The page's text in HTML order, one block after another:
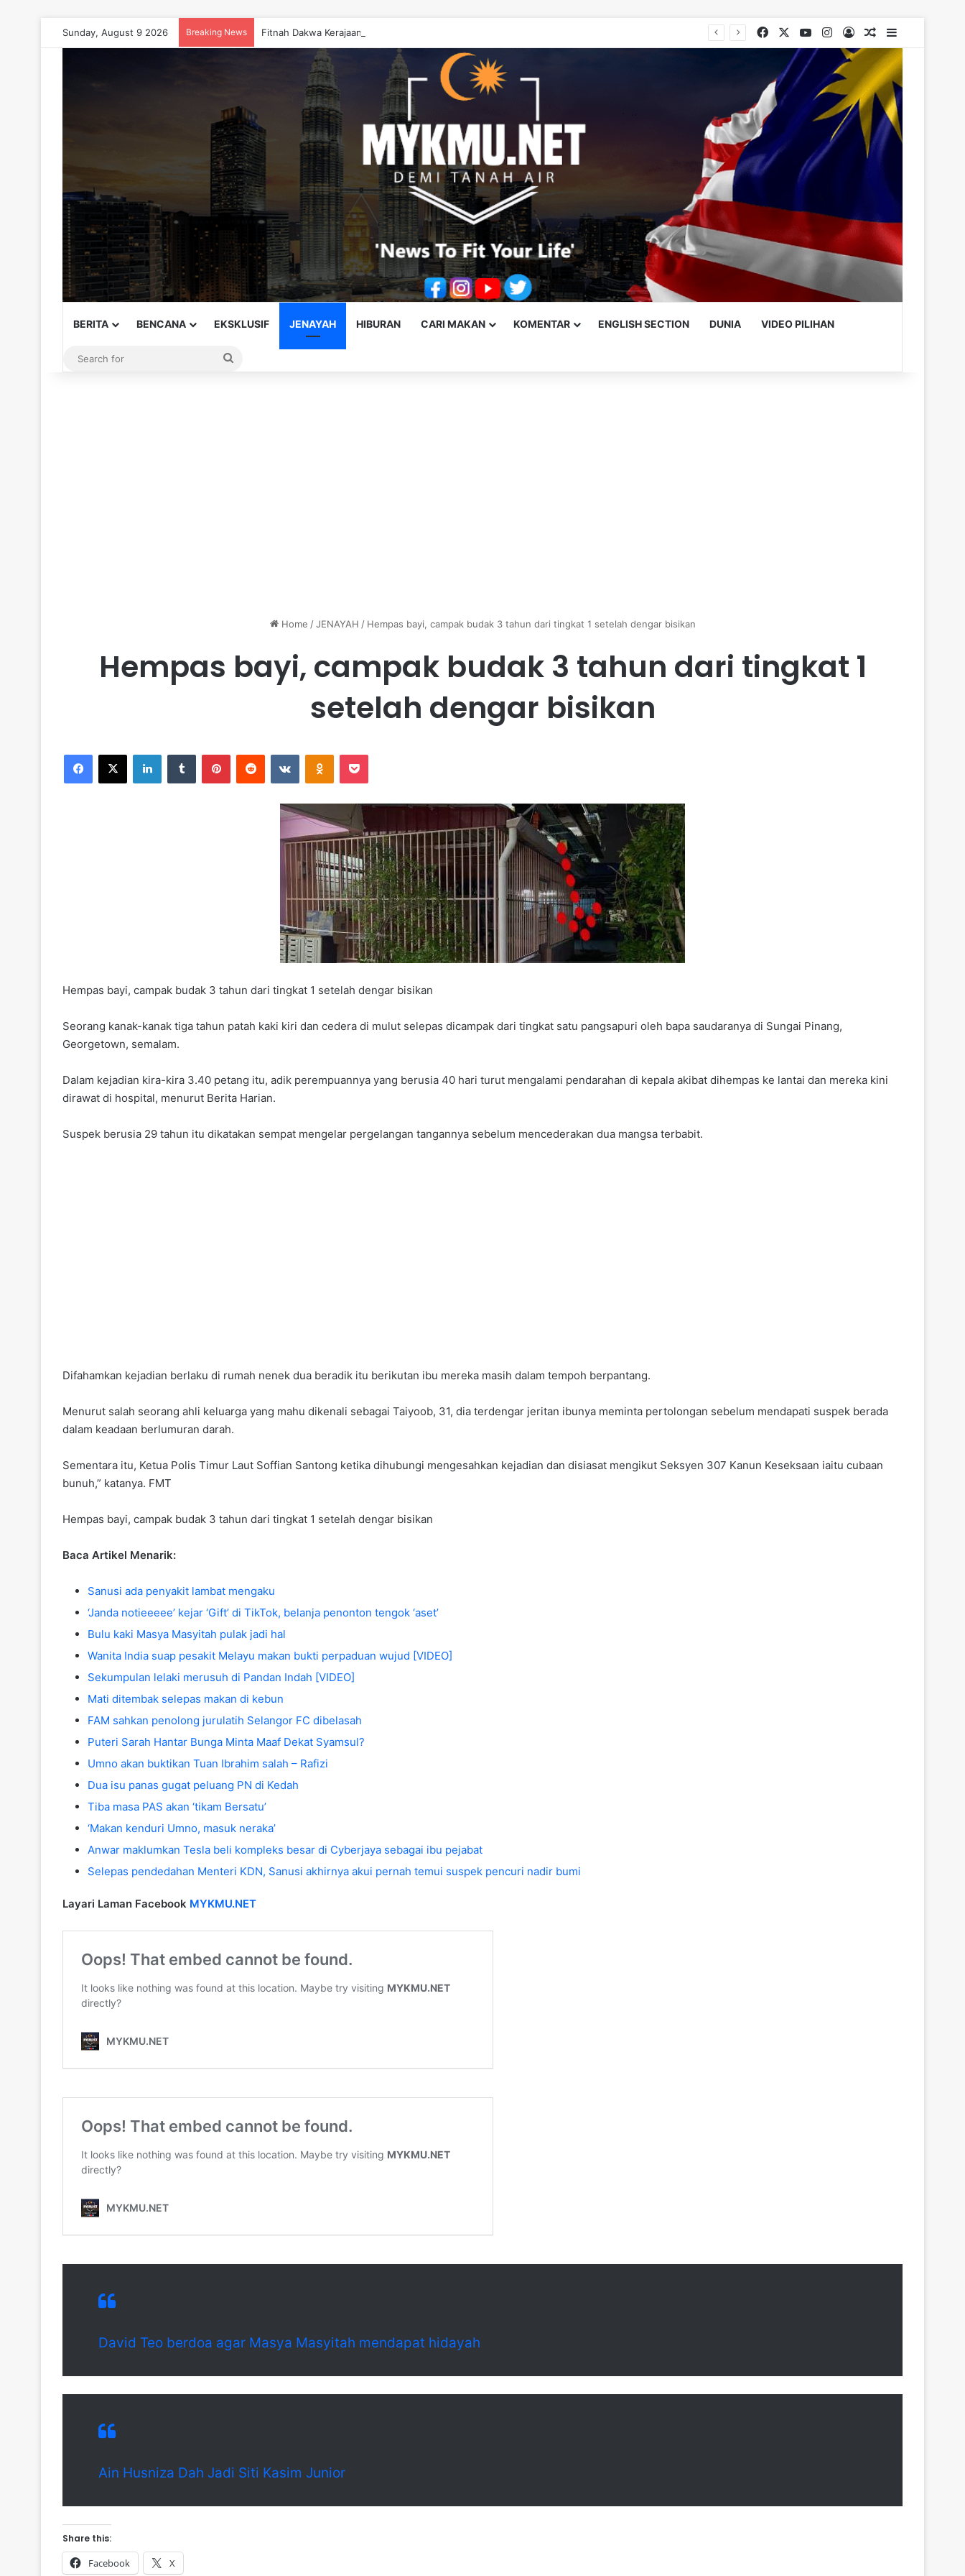
Sunday, August 9 2026 Breaking News Fitnah Dakwa Kerajaan Johor ‘Berwayang’ Perlu Diperbetulkan – Onn Hafiz Facebook YouTubeInstagram
Log InRandom Article
BERITA BENCANA EKSKLUSIF JENAYAH HIBURAN CARI MAKAN KOMENTAR ENGLISH SECTION DUNIA VIDEO PILIHAN
Home / JENAYAH / Hempas bayi, campak budak 3 tahun dari tingkat 1 setelah dengar bisikan
Hempas bayi, campak budak 3 tahun dari tingkat 1
setelah dengar bisikan
Hempas bayi, campak budak 3 tahun dari tingkat 1 setelah dengar bisikan
Seorang kanak-kanak tiga tahun patah kaki kiri dan cedera di mulut selepas dicampak dari tingkat satu pangsapuri oleh bapa saudaranya di Sungai Pinang,
Georgetown, semalam.
Dalam kejadian kira-kira 3.40 petang itu, adik perempuannya yang berusia 40 hari turut mengalami pendarahan di kepala akibat dihempas ke lantai dan mereka kini
dirawat di hospital, menurut Berita Harian.
Suspek berusia 29 tahun itu dikatakan sempat mengelar pergelangan tangannya sebelum mencederakan dua mangsa terbabit.
Difahamkan kejadian berlaku di rumah nenek dua beradik itu berikutan ibu mereka masih dalam tempoh berpantang.
Menurut salah seorang ahli keluarga yang mahu dikenali sebagai Taiyoob, 31, dia terdengar jeritan ibunya meminta pertolongan sebelum mendapati suspek berada
dalam keadaan berlumuran darah.
Sementara itu, Ketua Polis Timur Laut Soffian Santong ketika dihubungi mengesahkan kejadian dan disiasat mengikut Seksyen 307 Kanun Keseksaan iaitu cubaan
bunuh,” katanya. FMT
Hempas bayi, campak budak 3 tahun dari tingkat 1 setelah dengar bisikan
Baca Artikel Menarik:
Sanusi ada penyakit lambat mengaku
‘Janda notieeeee’ kejar ‘Gift’ di TikTok, belanja penonton tengok ‘aset’
Bulu kaki Masya Masyitah pulak jadi hal
Wanita India suap pesakit Melayu makan bukti perpaduan wujud [VIDEO]
Sekumpulan lelaki merusuh di Pandan Indah [VIDEO]
Mati ditembak selepas makan di kebun
FAM sahkan penolong jurulatih Selangor FC dibelasah
Puteri Sarah Hantar Bunga Minta Maaf Dekat Syamsul?
Umno akan buktikan Tuan Ibrahim salah – Rafizi
Dua isu panas gugat peluang PN di Kedah
Tiba masa PAS akan ‘tikam Bersatu’
‘Makan kenduri Umno, masuk neraka’
Anwar maklumkan Tesla beli kompleks besar di Cyberjaya sebagai ibu pejabat
Selepas pendedahan Menteri KDN, Sanusi akhirnya akui pernah temui suspek pencuri nadir bumi
Layari Laman Facebook MYKMU.NET
David Teo berdoa agar Masya Masyitah mendapat hidayah
Ain Husniza Dah Jadi Siti Kasim Junior
Share this:
Facebook X